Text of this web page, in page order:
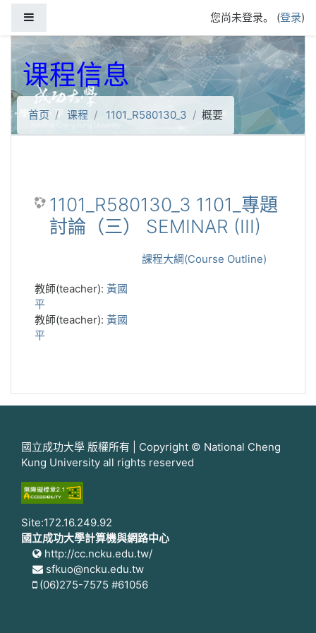
您尚未登录。 (登录)
课程信息
首页 课程 1101_R580130_3 概要
1101_R580130_3 1101_專題
討論（三） SEMINAR (III)
課程大綱(Course Outline)
教師(teacher): 黃國
平
教師(teacher): 黃國
平
國立成功大學 版權所有 | Copyright © National Cheng
Kung University all rights reserved
Site:172.16.249.92
國立成功大學計算機與網路中心
http://cc.ncku.edu.tw/
sfkuo@ncku.edu.tw
(06)275-7575 #61056